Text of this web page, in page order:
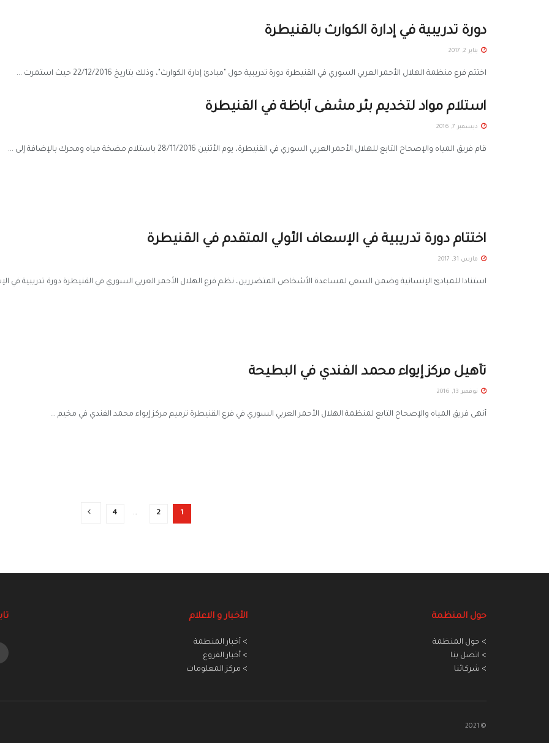
دورة تدريبية في إدارة الكوارث بالقنيطرة
يناير 2, 2017
اختتم فرع منظمة الهلال الأحمر العربي السوري في القنيطرة دورة تدريبية حول "مبادئ إدارة الكوارث"، وذلك بتاريخ 22/12/2016 حيث استمرت ...
استلام مواد لتخديم بئر مشفى أباظة في القنيطرة
ديسمبر 7, 2016
قام فريق المياه والإصحاح التابع للهلال الأحمر العربي السوري في القنيطرة، يوم الأثنين 28/11/2016 باستلام مضخة مياه ومحرك بالإضافة إلى ...
اختتام دورة تدريبية في الإسعاف الأولي المتقدم في القنيطرة
مارس 31, 2017
استنادا للمبادئ الإنسانية وضمن السعي لمساعدة الأشخاص المتضررين، نظم فرع الهلال الأحمر العربي السوري في القنيطرة دورة تدريبية في
تأهيل مركز إيواء محمد الفندي في البطيحة
نوفمبر 13, 2016
أنهى فريق المياه والإصحاح التابع لمنظمة الهلال الأحمر العربي السوري في فرع القنيطرة ترميم مركز إيواء محمد الفندي في مخيم ...
1
2
…
4
حول المنظمة
> حول المنظمة
> اتصل بنا
> شركائنا
الأخبار و الاعلام
> أخبار المنطمة
> أخبار الفروع
> مركز المعلومات
© 2021